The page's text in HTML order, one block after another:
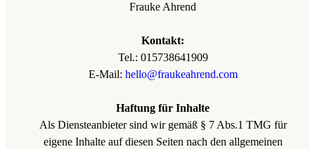
Frauke Ahrend
Kontakt:
Tel.: 015738641909
E-Mail: hello@fraukeahrend.com
Haftung für Inhalte
Als Diensteanbieter sind wir gemäß § 7 Abs.1 TMG für
eigene Inhalte auf diesen Seiten nach den allgemeinen